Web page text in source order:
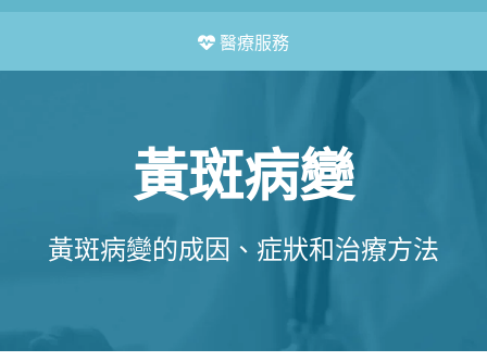
醫療服務
黃斑病變
黃斑病變的成因、症狀和治療方法